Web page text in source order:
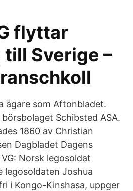
flyttar
Sverige –
ägare som Aftonbladet.
Schibsted ASA.
1860 av Christian
Dagbladet Dagens
Norsk legosoldat
legosoldaten Joshua
i Kongo-Kinshasa, uppger